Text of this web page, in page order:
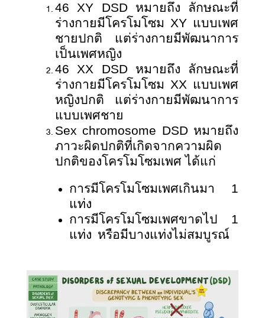
46XY DSD หมายถึง ลักษณะที่
ร่างกายมีโครโมโซม XY แบบเพศ
ชายปกติ แต่ร่างกายมีพัฒนาการ
เป็นเพศหญิง
46XX DSD หมายถึง ลักษณะที่
ร่างกายมีโครโมโซม XX แบบเพศ
หญิงปกติ แต่ร่างกายมีพัฒนาการ
แบบเพศชาย
Sex chromosome DSD หมายถึง
ภาวะผิดปกติที่เกิดจากความผิด
ปกติของโครโมโซมเพศ ได้แก่
การมีโครโมโซมเพศเกินมา 1
แท่ง
การมีโครโมโซมเพศขาดไป 1
แท่ง หรือมีบางแท่งไม่สมบูรณ์